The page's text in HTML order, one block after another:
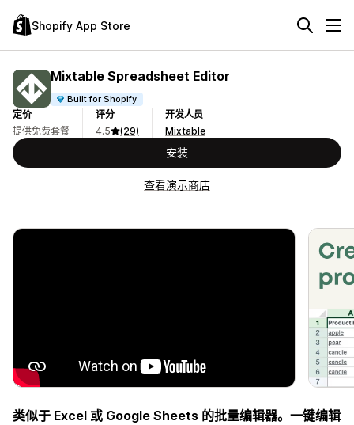
Shopify App Store
Mixtable Spreadsheet Editor
Built for Shopify
定价
提供免费套餐
评分
4.5
(29)
开发人员
Mixtable
安装
查看演示商店
类似于 Excel 或 Google Sheets 的批量编辑器。一键编辑